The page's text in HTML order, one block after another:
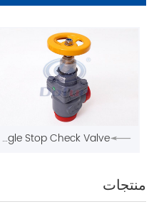
SCV-A Welding Right-Angle Stop Check Valve
منتجات